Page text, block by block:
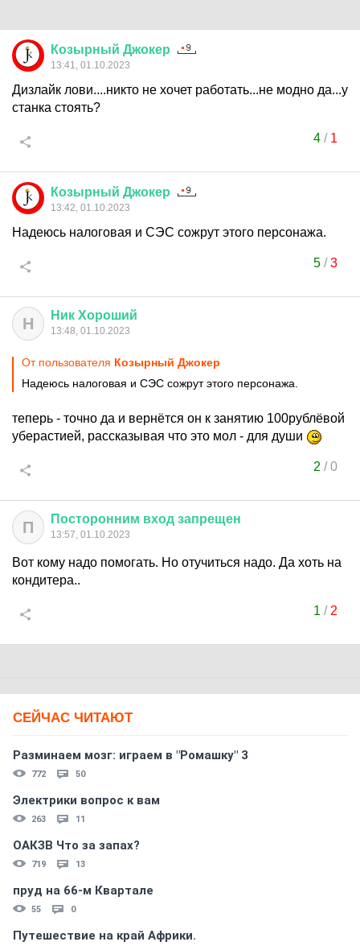
Козырный Джокер
13:41, 01.10.2023
Дизлайк лови....никто не хочет работать...не модно да...у
станка стоять?
4/ 1
Козырный Джокер
13:42, 01.10.2023
Надеюсь налоговая и СЭС сожрут этого персонажа.
5/3
Н Ник Хороший
13:48, 01.10.2023
От пользователя Козырный Джокер
Надеюсь налоговая и СЭС сожрут этого персонажа.
теперь - точно да и вернётся он к занятию 100рублёвой
уберастией, рассказывая что это мол - для души
2 /0
П Посторонним вход запрещен
13:57, 01.10.2023
Вот кому надо помогать. Но отучиться надо. Да хоть на
кондитера..
1 / 2
СЕЙЧАС ЧИТАЮТ
Разминаем мозг: играем в "Ромашку" 3
772 50
Электрики вопрос к вам
263 11
ОАКЗВ Что за запах?
719 13
пруд на 66-м Квартале
55 0
Путешествие на край Африки.